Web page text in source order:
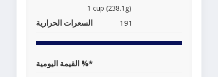
1 cup (238.1g)
السعرات الحرارية 191
القيمة اليومية %*